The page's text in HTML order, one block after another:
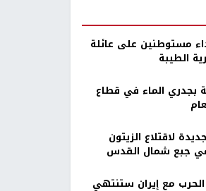
مستوطنين على عائلة
الطيبة
إصابة بجدري الماء في قطاع
لاقتلاع الزيتون
جبع شمال القدس
مع إيران ستنتهي